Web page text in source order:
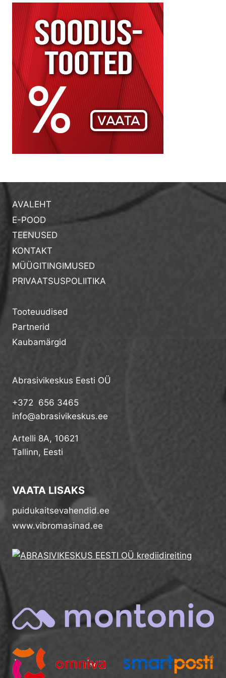
AVALEHT
E-POOD
TEENUSED
KONTAKT
MÜÜGITINGIMUSED
PRIVAATSUSPOLIITIKA
Tooteuudised
Partnerid
Kaubamärgid
Abrasivikeskus Eesti OÜ
+372 656 3465
info@abrasivikeskus.ee
Artelli 8A, 10621
Tallinn, Eesti
VAATA LISAKS
puidukaitsevahendid.ee
www.vibromasinad.ee